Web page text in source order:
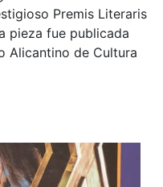
Premis Literaris
pieza fue publicada
Alicantino de Cultura